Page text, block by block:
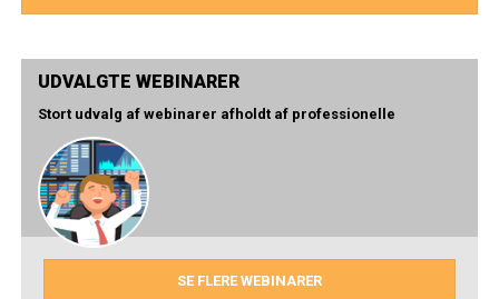
UDVALGTE WEBINARER
Stort udvalg af webinarer afholdt af professionelle
SE FLERE WEBINARER